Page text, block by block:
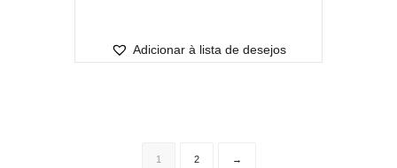
Adicionar à lista de desejos
1 2 →